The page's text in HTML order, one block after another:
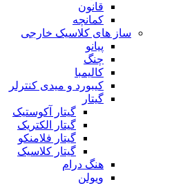
قانون
کمانچه
ساز های کلاسیک خارجی
پیانو
چنگ
کالیمبا
کیبورد و میدی کنترلر
گیتار
گیتار آکوستیک
گیتار الکتریک
گیتار فلامنکو
گیتار کلاسیک
هنگ درام
ویولن